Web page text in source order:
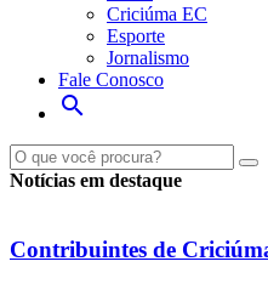
Criciúma EC
Esporte
Jornalismo
Fale Conosco
search
Notícias em destaque
Contribuintes de